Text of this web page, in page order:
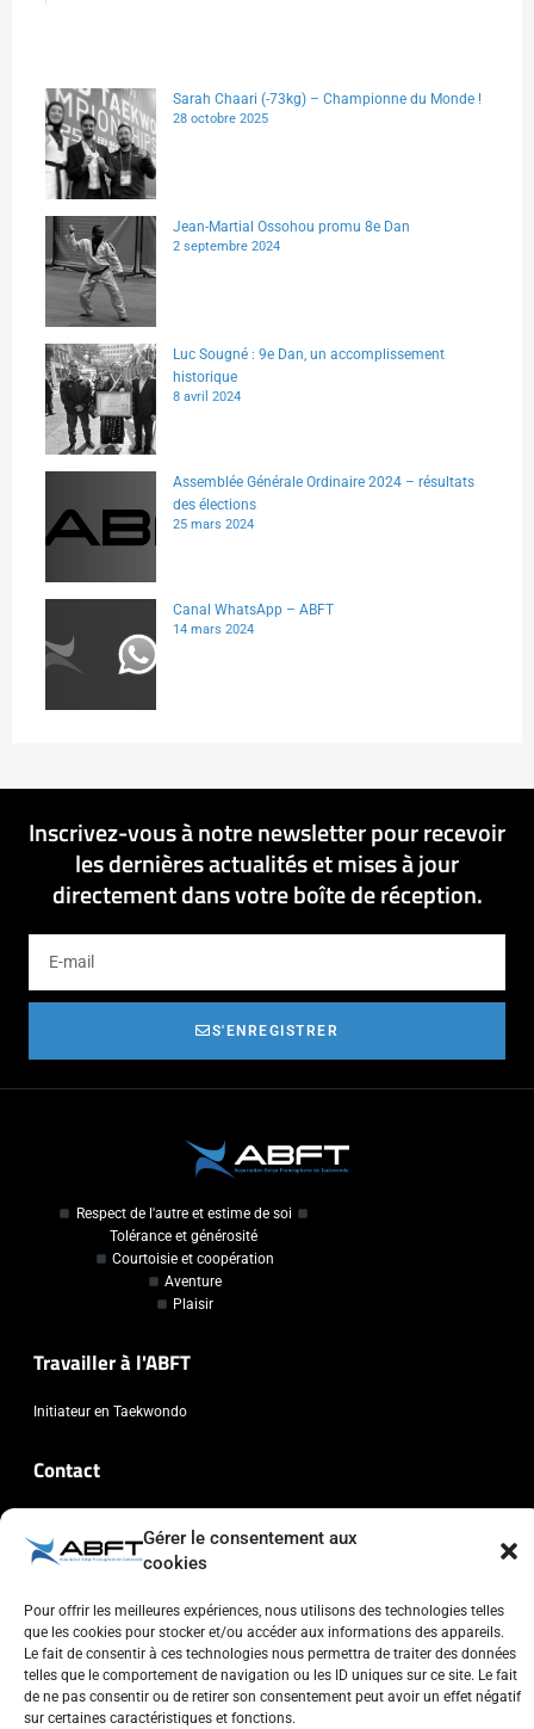
Gérer le consentement aux
cookies
Pour offrir les meilleures expériences, nous utilisons des technologies telles
que les cookies pour stocker et/ou accéder aux informations des appareils.
Le fait de consentir à ces technologies nous permettra de traiter des données
telles que le comportement de navigation ou les ID uniques sur ce site. Le fait
de ne pas consentir ou de retirer son consentement peut avoir un effet négatif
sur certaines caractéristiques et fonctions.
Sarah Chaari (-73kg) – Championne du Monde !
28 octobre 2025
Jean-Martial Ossohou promu 8e Dan
2 septembre 2024
Luc Sougné : 9e Dan, un accomplissement
historique
8 avril 2024
Assemblée Générale Ordinaire 2024 – résultats
des élections
25 mars 2024
Canal WhatsApp – ABFT
14 mars 2024
Inscrivez-vous à notre newsletter pour recevoir
les dernières actualités et mises à jour
directement dans votre boîte de réception.
S'ENREGISTRER
Respect de l'autre et estime de soi
Tolérance et générosité
Courtoisie et coopération
Aventure
Plaisir
Travailler à l'ABFT
Initiateur en Taekwondo
Contact
Chaussée de Wavre, 2057 - 1160 Auderghem
+32 (0)2 347 34 77